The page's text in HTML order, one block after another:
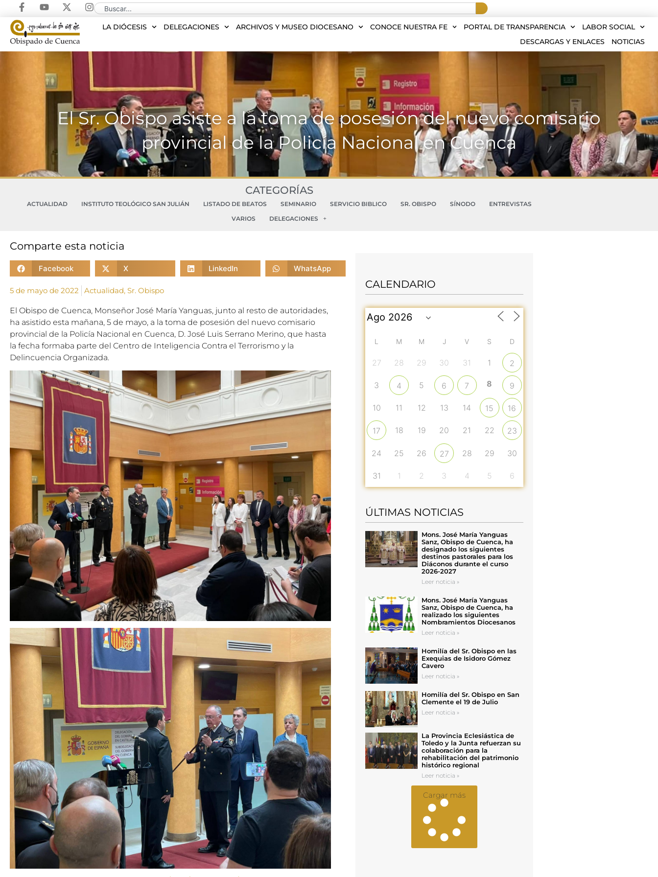
LA DIÓCESIS DELEGACIONES ARCHIVOS Y MUSEO DIOCESANO CONOCE NUESTRA FE PORTAL DE TRANSPARENCIA
LABOR SOCIAL
DESCARGAS Y ENLACES
NOTICIAS
El Sr. Obispo asiste a la toma de posesión del nuevo comisario
provincial de la Policía Nacional en Cuenca
CATEGORÍAS
ACTUALIDAD INSTITUTO TEOLÓGICO SAN JULIÁN LISTADO DE BEATOS SEMINARIO SERVICIO BIBLICO SR. OBISPO SÍNODO
ENTREVISTAS
VARIOS
DELEGACIONES
Comparte esta noticia
Facebook X LinkedIn WhatsApp
5 de mayo de 2022 Actualidad, Sr. Obispo
El Obispo de Cuenca, Monseñor José María Yanguas, junto al resto de autoridades,
ha asistido esta mañana, 5 de mayo, a la toma de posesión del nuevo comisario
provincial de la Policía Nacional en Cuenca, D. José Luis Serrano Merino, que hasta
la fecha formaba parte del Centro de Inteligencia Contra el Terrorismo y la
Delincuencia Organizada.
CALENDARIO
L M M J V S D
27 28 29 30 31 1 2
3 4 5 6 7 8 9
10 11 12 13 14 15 16
17 18 19 20 21 22 23
24 25 26 27 28 29 30
31 1 2 3 4 5 6
ÚLTIMAS NOTICIAS
Mons. José María Yanguas
Sanz, Obispo de Cuenca, ha
designado los siguientes
destinos pastorales para los
Diáconos durante el curso
2026-2027
Leer noticia »
Mons. José María Yanguas
Sanz, Obispo de Cuenca, ha
realizado los siguientes
Nombramientos Diocesanos
Leer noticia »
Homilía del Sr. Obispo en las
Exequias de Isidoro Gómez
Cavero
Leer noticia »
Homilía del Sr. Obispo en San
Clemente el 19 de Julio
Leer noticia »
La Provincia Eclesiástica de
Toledo y la Junta refuerzan su
colaboración para la
rehabilitación del patrimonio
histórico regional
Leer noticia »
Cargar más